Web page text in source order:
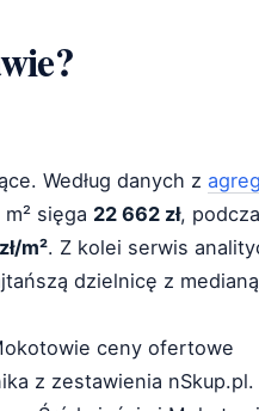
Według danych z
sięga 22 662 zł,
m². Z kolei serwis
dzielnicę z medianą
ceny ofertowe
z zestawienia nSkup.pl.